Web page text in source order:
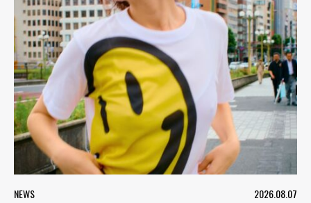
NEWS 2026.08.07